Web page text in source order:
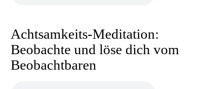
Achtsamkeits-Meditation:
Beobachte und löse dich vom
Beobachtbaren